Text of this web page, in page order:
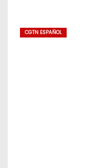
CGTN ESPAÑOL